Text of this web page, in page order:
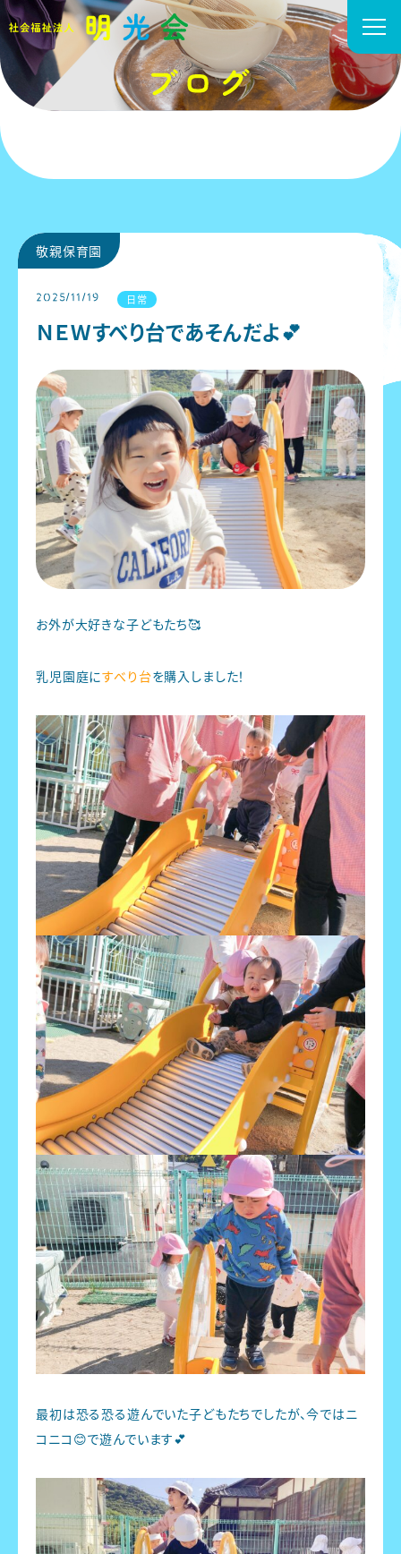
敬親保育園
2025/11/19 日常
ＮＥＷすべり台であそんだよ💕
お外が大好きな子どもたち🥰
乳児園庭にすべり台を購入しました！
最初は恐る恐る遊んでいた子どもたちでしたが、今ではニ
コニコ😊で遊んでいます💕